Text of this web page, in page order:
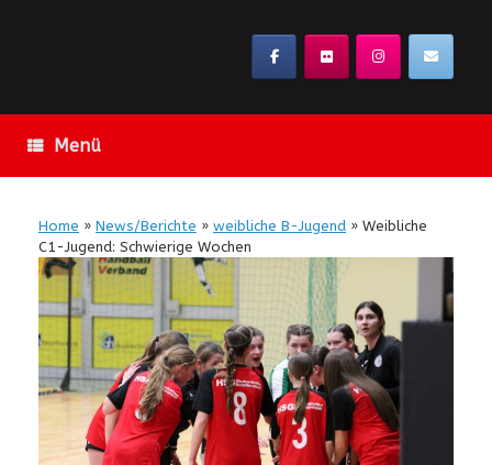
Menü
Home » News/Berichte » weibliche B-Jugend » Weibliche
C1-Jugend: Schwierige Wochen